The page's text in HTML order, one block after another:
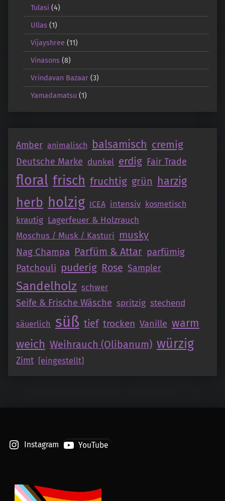
Tulasi (4)
Ullas(1)
Vijayshree (11)
Vinasons(8)
Vrindavan Bazaar(3)
Yamadamatsu (1)
Amber animalisch balsamisch cremig
Deutsche Marke dunkel erdig Fair Trade
floral frisch fruchtig grün harzig
herb holzig ICEA intensiv kosmetisch
krautig Lagerfeuer & Holzrauch
Moschus / Musk / Kasturi musky
Nag Champa Parfüm & Attar parfümig
Patchouli puderig Rose Sampler
Sandelholz schwer
Seife & Frische Wäsche spritzig stechend
säuerlich süß tief trocken Vanille warm
weich Weihrauch (Olibanum) würzig
Zimt [eingestellt]
Instagram YouTube